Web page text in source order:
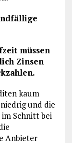
müssen
Zinsen
kaum
und die
Schnitt bei
Anbieter